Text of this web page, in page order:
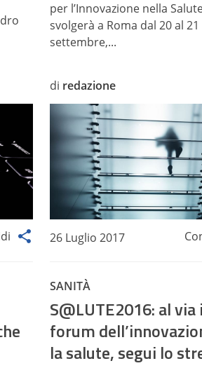
per l’Innovazione nella
svolgerà a Roma dal 20 al 21
settembre,...
di redazione
26 Luglio 2017
SANITÀ
​S@LUTE2016: al via
forum
la salute, segui lo